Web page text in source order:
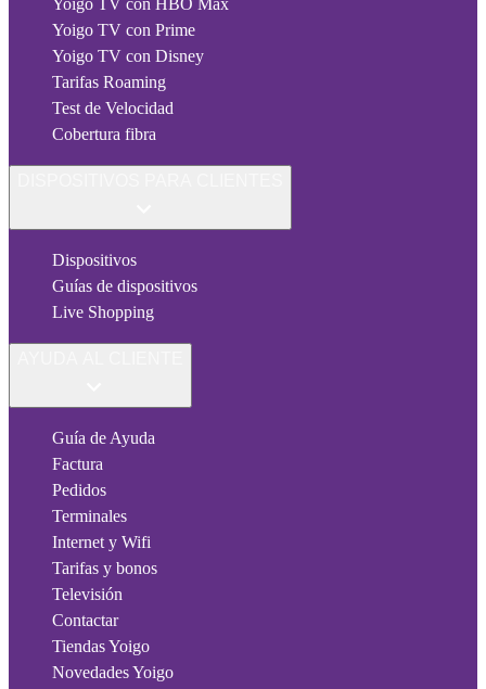
Yoigo TV con HBO Max
Yoigo TV con Prime
Yoigo TV con Disney
Tarifas Roaming
Test de Velocidad
Cobertura fibra
Dispositivos
Guías de dispositivos
Live Shopping
Guía de Ayuda
Factura
Pedidos
Terminales
Internet y Wifi
Tarifas y bonos
Televisión
Contactar
Tiendas Yoigo
Novedades Yoigo